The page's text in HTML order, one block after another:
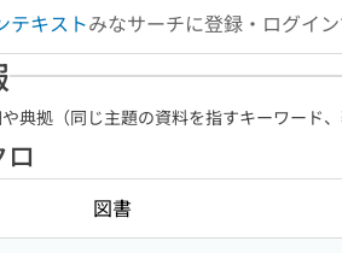
テキストみなサーチに登録・ログイ
典拠（同じ主題の資料を指すキーワード
図書